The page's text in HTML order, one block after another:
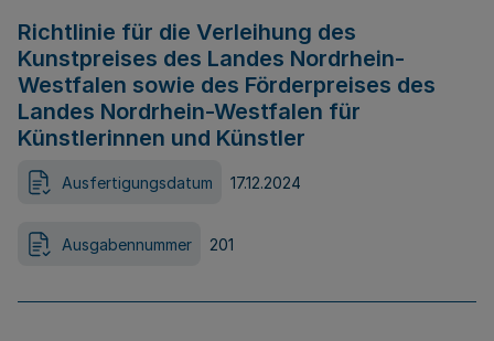
Richtlinie für die Verleihung des
Kunstpreises des Landes Nordrhein-
Westfalen sowie des Förderpreises des
Landes Nordrhein-Westfalen für
Künstlerinnen und Künstler
Ausfertigungsdatum 17.12.2024
Ausgabennummer 201